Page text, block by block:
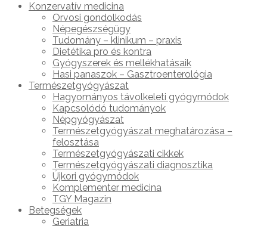
Konzervatív medicina
Orvosi gondolkodás
Népegészségügy
Tudomány – klinikum – praxis
Dietétika pro és kontra
Gyógyszerek és mellékhatásaik
Hasi panaszok – Gasztroenterológia
Természetgyógyászat
Hagyományos távolkeleti gyógymódok
Kapcsolódó tudományok
Népgyógyászat
Természetgyógyászat meghatározása –
felosztása
Természetgyógyászati cikkek
Természetgyógyászati diagnosztika
Újkori gyógymódok
Komplementer medicina
TGY Magazin
Betegségek
Geriatria